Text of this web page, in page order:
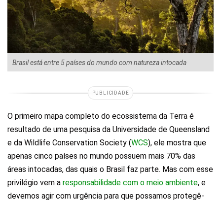
Brasil está entre 5 países do mundo com natureza intocada
PUBLICIDADE
O primeiro mapa completo do ecossistema da Terra é
resultado de uma pesquisa da Universidade de Queensland
e da Wildlife Conservation Society (WCS), ele mostra que
apenas cinco países no mundo possuem mais 70% das
áreas intocadas, das quais o Brasil faz parte. Mas com esse
privilégio vem a responsabilidade com o meio ambiente, e
devemos agir com urgência para que possamos protegê-